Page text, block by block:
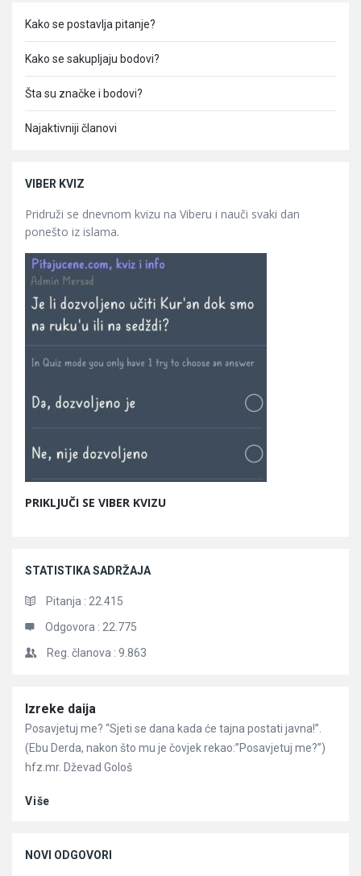
Kako se postavlja pitanje?
Kako se sakupljaju bodovi?
Šta su značke i bodovi?
Najaktivniji članovi
VIBER KVIZ
Pridruži se dnevnom kvizu na Viberu i nauči svaki dan
ponešto iz islama.
PRIKLJUČI SE VIBER KVIZU
STATISTIKA SADRŽAJA
Pitanja : 22.415
Odgovora : 22.775
Reg. članova : 9.863
Članci
Izreke daija
Posavjetuj me? “Sjeti se dana kada će tajna postati javna!”.
(Ebu Derda, nakon što mu je čovjek rekao:”Posavjetuj me?”)
hfz.mr. Dževad Gološ
Više
NOVI ODGOVORI